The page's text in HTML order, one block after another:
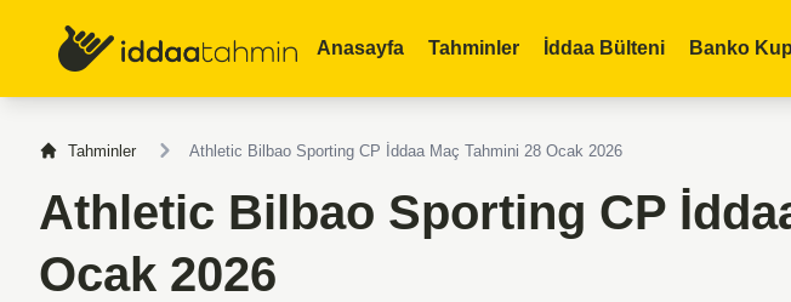
Anasayfa Tahminler İddaa Bülteni Banko
Tahminler Athletic Bilbao Sporting CP İddaa Maç Tahmini 28 Ocak 2026
Athletic Bilbao Sporting CP
Ocak 2026